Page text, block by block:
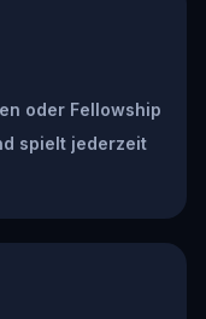
oder Fellowship
spielt jederzeit